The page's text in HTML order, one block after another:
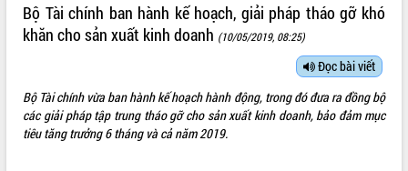
LÃNH ĐẠO UBND TỈNH
SỞ, BAN, NGÀNH
Bộ Tài chính ban hành kế hoạch, giải pháp tháo gỡ khó
khăn cho sản xuất kinh doanh (10/05/2019, 08:25)
Đọc bài viết
Bộ Tài chính vừa ban hành kế hoạch hành động, trong đó đưa ra đồng bộ
các giải pháp tập trung tháo gỡ cho sản xuất kinh doanh, bảo đảm mục
tiêu tăng trưởng 6 tháng và cả năm 2019.